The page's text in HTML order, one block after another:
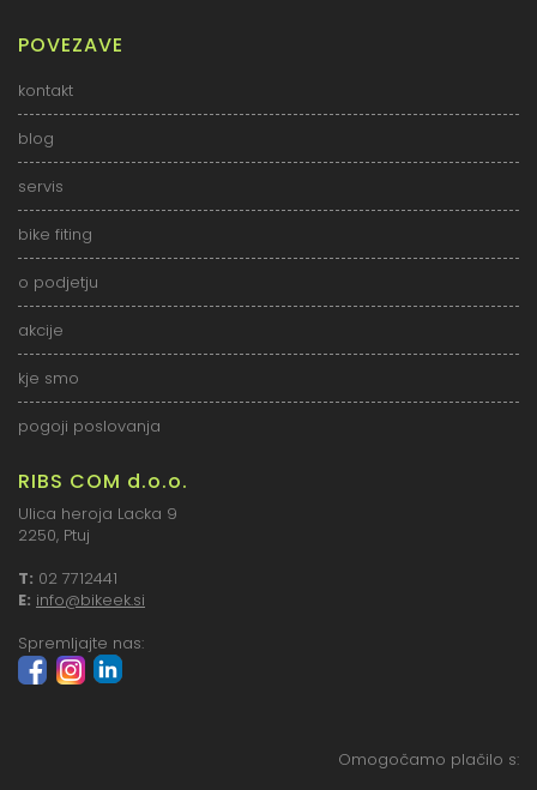
POVEZAVE
kontakt
blog
servis
bike fiting
o podjetju
akcije
kje smo
pogoji poslovanja
RIBS COM d.o.o.
Ulica heroja Lacka 9
2250, Ptuj
T: 02 7712441
E: info@bikeek.si
Spremljajte nas:
Omogočamo plačilo s: